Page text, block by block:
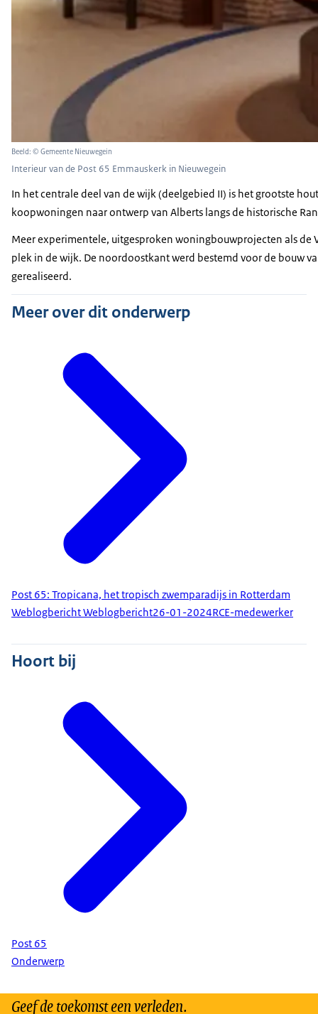
Beeld: © Gemeente Nieuwegein
Interieur van de Post 65 Emmauskerk in Nieuwegein
In het centrale deel van de wijk (deelgebied II) is het grootste
koopwoningen naar ontwerp van Alberts langs de historische
Meer experimentele, uitgesproken woningbouwprojecten als de
plek in de wijk. De noordoostkant werd bestemd voor de bouw
gerealiseerd.
Meer over dit onderwerp
Post 65: Tropicana, het tropisch zwemparadijs in Rotterdam
Weblogbericht Weblogbericht26-01-2024RCE-medewerker
Hoort bij
Post 65
Onderwerp
Geef de toekomst een verleden.